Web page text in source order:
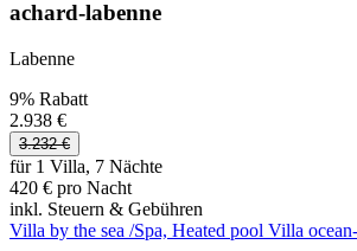
achard-labenne
Labenne
9% Rabatt
2.938 €
3.232 €
für 1 Villa, 7 Nächte
420 € pro Nacht
inkl. Steuern & Gebühren
Villa by the sea /Spa, Heated pool Villa